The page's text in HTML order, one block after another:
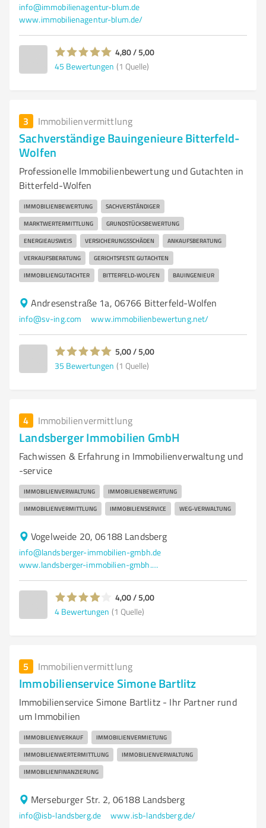
info@immobilienagentur-blum.de
www.immobilienagentur-blum.de/
4,80 / 5,00
45 Bewertungen (1 Quelle)
3 Immobilienvermittlung
Sachverständige Bauingenieure Bitterfeld-
Wolfen
Professionelle Immobilienbewertung und Gutachten in
Bitterfeld-Wolfen
IMMOBILIENBEWERTUNG SACHVERSTÄNDIGER
MARKTWERTERMITTLUNG GRUNDSTÜCKSBEWERTUNG
ENERGIEAUSWEIS VERSICHERUNGSSCHÄDEN ANKAUFSBERATUNG
VERKAUFSBERATUNG GERICHTSFESTE GUTACHTEN
IMMOBILIENGUTACHTER BITTERFELD-WOLFEN BAUINGENIEUR
Andresenstraße 1a, 06766 Bitterfeld-Wolfen
info@sv-ing.com www.immobilienbewertung.net/
5,00 / 5,00
35 Bewertungen (1 Quelle)
4 Immobilienvermittlung
Landsberger Immobilien GmbH
Fachwissen & Erfahrung in Immobilienverwaltung und
-service
IMMOBILIENVERWALTUNG IMMOBILIENBEWERTUNG
IMMOBILIENVERMITTLUNG IMMOBILIENSERVICE WEG-VERWALTUNG
Vogelweide 20, 06188 Landsberg
info@landsberger-immobilien-gmbh.de
www.landsberger-immobilien-gmbh.de/
4,00 / 5,00
4 Bewertungen (1 Quelle)
5 Immobilienvermittlung
Immobilienservice Simone Bartlitz
Immobilienservice Simone Bartlitz - Ihr Partner rund
um Immobilien
IMMOBILIENVERKAUF IMMOBILIENVERMIETUNG
IMMOBILIENWERTERMITTLUNG IMMOBILIENVERWALTUNG
IMMOBILIENFINANZIERUNG
Merseburger Str. 2, 06188 Landsberg
info@isb-landsberg.de www.isb-landsberg.de/